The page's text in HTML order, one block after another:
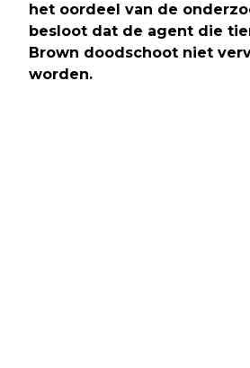
het oordeel van de
besloot dat de agent die
Brown doodschoot niet
worden.